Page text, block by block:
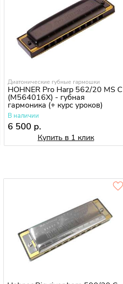
Диатонические губные гармошки
HOHNER Pro Harp 562/20 MS C
(M564016X) - губная
гармоника (+ курс уроков)
В наличии
6 500 р.
Купить в 1 клик